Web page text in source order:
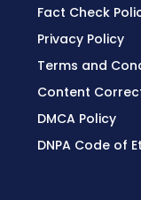
Fact Check
Privacy Policy
Terms and
Content
DMCA Policy
DNPA Code of